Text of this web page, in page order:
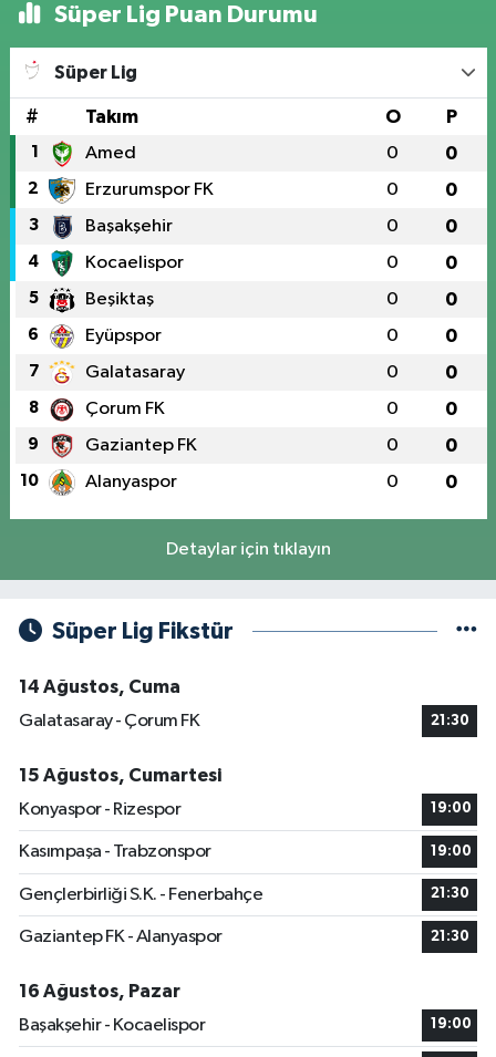
Süper Lig Puan Durumu
Süper Lig
# Takım O P
1 Amed 0 0
2 Erzurumspor FK 0 0
3 Başakşehir 0 0
4 Kocaelispor 0 0
5 Beşiktaş 0 0
6 Eyüpspor 0 0
7 Galatasaray 0 0
8 Çorum FK 0 0
9 Gaziantep FK 0 0
10 Alanyaspor 0 0
Detaylar için tıklayın
Süper Lig Fikstür
14 Ağustos, Cuma
Galatasaray - Çorum FK
21:30
15 Ağustos, Cumartesi
Konyaspor - Rizespor
19:00
Kasımpaşa - Trabzonspor 19:00
Gençlerbirliği S.K. - Fenerbahçe 21:30
Gaziantep FK - Alanyaspor 21:30
16 Ağustos, Pazar
Başakşehir - Kocaelispor
19:00